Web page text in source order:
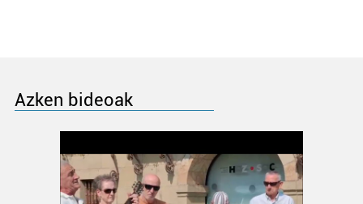
Azken bideoak